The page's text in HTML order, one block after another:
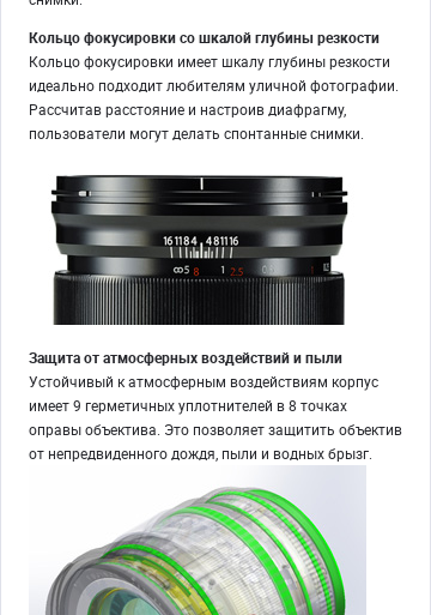
Кольцо фокусировки со шкалой глубины резкости
Кольцо фокусировки имеет шкалу глубины резкости
идеально подходит любителям уличной фотографии.
Рассчитав расстояние и настроив диафрагму,
пользователи могут делать спонтанные снимки.
Защита от атмосферных воздействий и пыли
Устойчивый к атмосферным воздействиям корпус
имеет 9 герметичных уплотнителей в 8 точках
оправы объектива. Это позволяет защитить объектив
от непредвиденного дождя, пыли и водных брызг.